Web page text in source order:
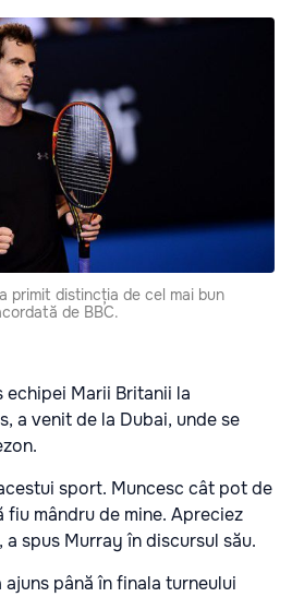
primit distincția de cel mai bun
de BBC.
echipei Marii Britanii la
a venit de la Dubai, unde se
sport. Muncesc cât pot de
fiu mândru de mine. Apreciez
spus Murray în discursul său.
până în finala turneului